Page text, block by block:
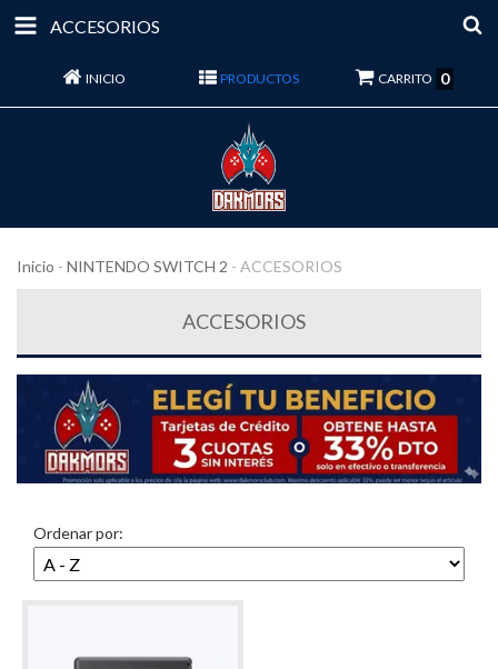
ACCESORIOS
INICIO PRODUCTOS CARRITO 0
Inicio - NINTENDO SWITCH 2 - ACCESORIOS
ACCESORIOS
Ordenar por: